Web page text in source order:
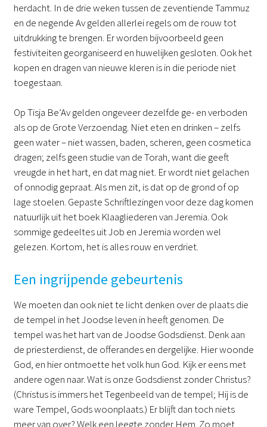
herdacht. In de drie weken tussen de zeventiende Tammuz
en de negende Av gelden allerlei regels om de rouw tot
uitdrukking te brengen. Er worden bijvoorbeeld geen
festiviteiten georganiseerd en huwelijken gesloten. Ook het
kopen en dragen van nieuwe kleren is in die periode niet
toegestaan.
Op Tisja Be’Av gelden ongeveer dezelfde ge- en verboden
als op de Grote Verzoendag. Niet eten en drinken – zelfs
geen water – niet wassen, baden, scheren, geen cosmetica
dragen; zelfs geen studie van de Torah, want die geeft
vreugde in het hart, en dat mag niet. Er wordt niet gelachen
of onnodig gepraat. Als men zit, is dat op de grond of op
lage stoelen. Gepaste Schriftlezingen voor deze dag komen
natuurlijk uit het boek Klaagliederen van Jeremia. Ook
sommige gedeeltes uit Job en Jeremia worden wel
gelezen. Kortom, het is alles rouw en verdriet.
Een ingrijpende gebeurtenis
We moeten dan ook niet te licht denken over de plaats die
de tempel in het Joodse leven in heeft genomen. De
tempel was het hart van de Joodse Godsdienst. Denk aan
de priesterdienst, de offerandes en dergelijke. Hier woonde
God, en hier ontmoette het volk hun God. Kijk er eens met
andere ogen naar. Wat is onze Godsdienst zonder Christus?
(Christus is immers het Tegenbeeld van de tempel; Hij is de
ware Tempel, Gods woonplaats.) Er blijft dan toch niets
meer van over? Welk een leegte zonder Hem. Zo moet